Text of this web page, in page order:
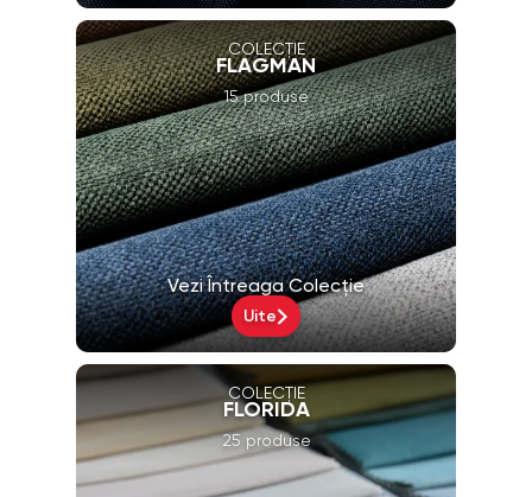
COLECȚIE
FLAGMAN
15 produse
Vezi Întreaga Colecție
Uite
COLECȚIE
FLORIDA
25 produse